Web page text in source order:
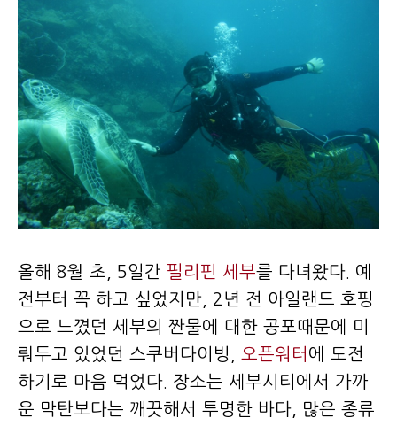
올해 8월 초, 5일간 필리핀 세부를 다녀왔다. 예
전부터 꼭 하고 싶었지만, 2년 전 아일랜드 호핑
으로 느꼈던 세부의 짠물에 대한 공포때문에 미
뤄두고 있었던 스쿠버다이빙, 오픈워터 에 도전
하기로 마음 먹었다. 장소는 세부시티에서 가까
운 막탄보다는 깨끗해서 투명한 바다, 많은 종류